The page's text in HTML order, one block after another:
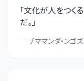
「文化が人をつく
だ。」
— チママンダ・ンゴ